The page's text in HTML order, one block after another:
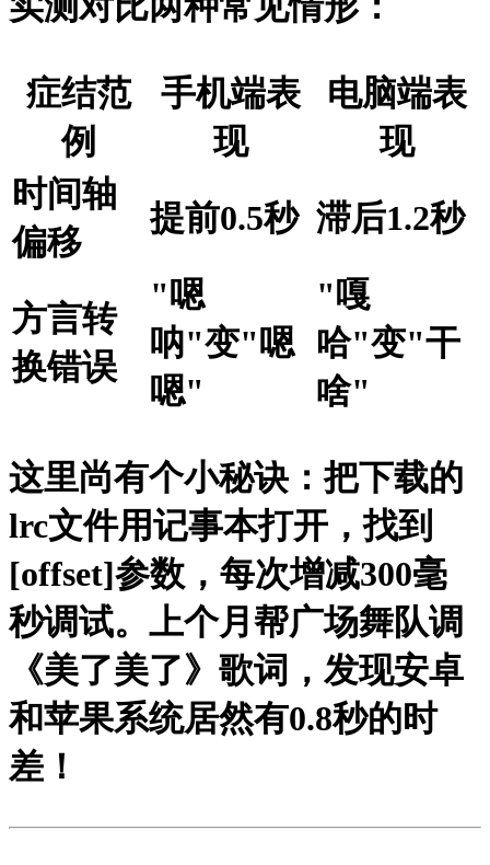
症结范
例
手机端表
现
电脑端表
现
时间轴
偏移
提前0.5秒 滞后1.2秒
方言转
换错误
"嗯
呐"变"嗯
嗯"
"嘎
哈"变"干
啥"
这里尚有个小秘诀：把下载的
lrc文件用记事本打开，找到
[offset]参数，每次增减300毫
秒调试。上个月帮广场舞队调
《美了美了》歌词，发现安卓
和苹果系统居然有0.8秒的时
差！